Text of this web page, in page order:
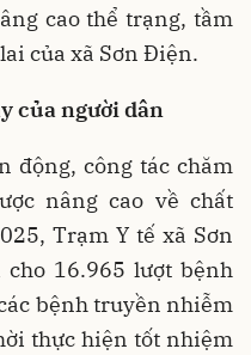
cao thể trạng, tầm
của xã Sơn Điện.
của người dân
động, công tác chăm
nâng cao về chất
Trạm Y tế xã Sơn
16.965 lượt bệnh
bệnh truyền nhiễm
thực hiện tốt nhiệm